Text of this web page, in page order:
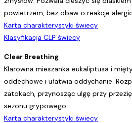
powietrzem, bez obaw o reakcje
Karta charakterystyki świecy
Klasyfikacja CLP świecy
Clear Breathing
Klarowna mieszanka eukaliptusa i
oddechowe i ułatwia oddychanie.
zatokach, przynosząc ulgę przy
sezonu grypowego.
Karta charakterystyki świecy